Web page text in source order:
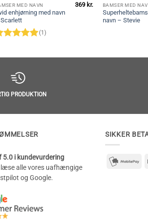
MED NAVN
enhjørning med navn
(1)
369 kr. BAMSER MED
navn – Stevie
PRODUKTION
5.0 i kundevurdering
alle vores uafhængige
og Google.
SIKKER